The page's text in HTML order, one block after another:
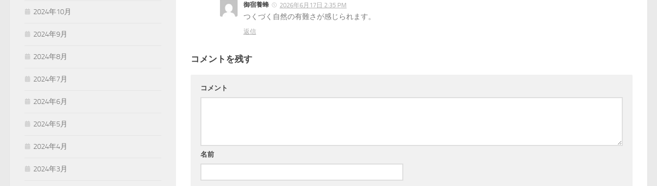
御宿養蜂 2026年6月17日 2:35 PM
つくづく自然の有難さが感じられます。
返信
コメントを残す
コメント
名前
2024年10月
2024年9月
2024年8月
2024年7月
2024年6月
2024年5月
2024年4月
2024年3月